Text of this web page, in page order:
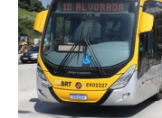
dias
de
sucesso
com